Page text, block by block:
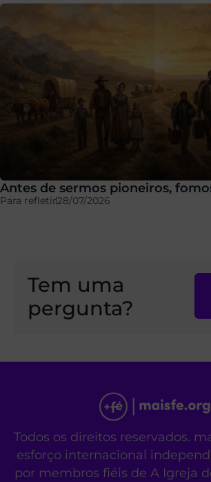
Antes de sermos pioneiros,
Para refletir28/07/2026
Tem uma
pergunta?
Todos os direitos reservados.
esforço internacional
por membros fiéis de A Igreja